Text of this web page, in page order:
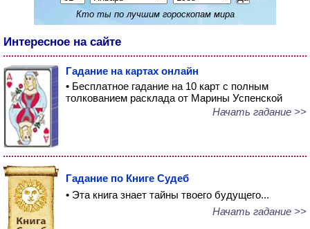
Кто ты по лучшим гороскопам мира
Интересное на сайте
Гадание на картах онлайн
• Бесплатное гадание на 10 карт с полным
толкованием расклада от Марины Успенской
Начать гадание >>
Гадание по Книге Судеб
• Эта книга знает тайны твоего будущего...
Начать гадание >>